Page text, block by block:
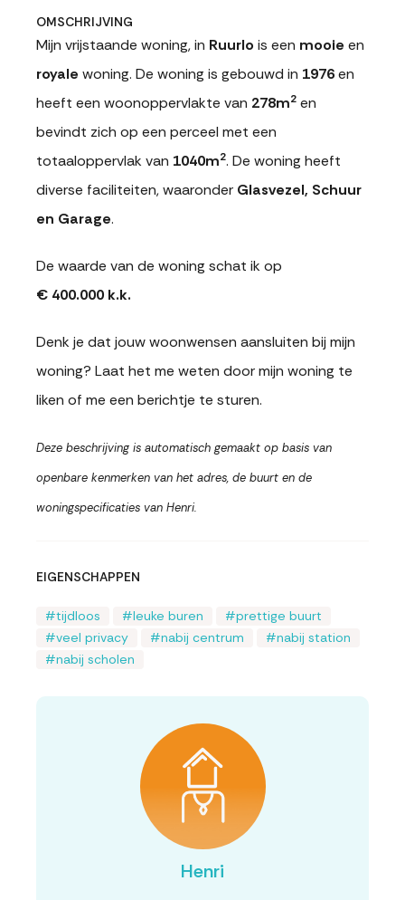
OMSCHRIJVING
Mijn vrijstaande woning, in Ruurlo is een mooie en
royale woning. De woning is gebouwd in 1976en
heeft een woonoppervlakte van 278m2 en
bevindt zich op een perceel met een
totaaloppervlak van 1040m2. De woning heeft
diverse faciliteiten, waaronder Glasvezel, Schuur
en Garage.
De waarde van de woning schat ik op
€ 400.000 k.k.
Denk je dat jouw woonwensen aansluiten bij mijn
woning? Laat het me weten door mijn woning te
liken of me een berichtje te sturen.
Deze beschrijving is automatisch gemaakt op basis van
openbare kenmerken van het adres, de buurt en de
woningspecificaties van Henri.
EIGENSCHAPPEN
tijdloos leuke buren
prettige buurt
veel privacy
nabij centrum
nabij station
nabij scholen
Henri